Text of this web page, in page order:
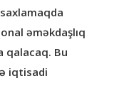
əməkdaşlıq
qalacaq. Bu
iqtisadi